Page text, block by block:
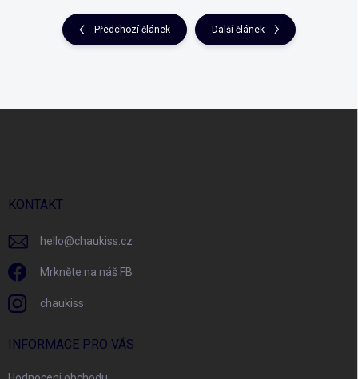
Předchozí článek Další článek
KONTAKT
hello@chaukiss.cz
Mrkněte na náš FB
chaukiss
INFORMACE PRO VÁS